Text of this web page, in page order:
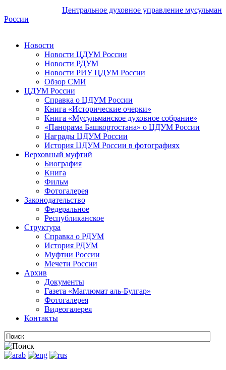
Центральное духовное управление мусульман
России
Новости
Новости ЦДУМ России
Новости РДУМ
Новости РИУ ЦДУМ России
Обзор СМИ
ЦДУМ России
Справка о ЦДУМ России
Книга «Исторические очерки»
Книга «Мусульманское духовное собрание»
«Панорама Башкортостана» о ЦДУМ России
Награды ЦДУМ России
История ЦДУМ России в фотографиях
Верховный муфтий
Биография
Книга
Фильм
Фотогалерея
Законодательство
Федеральное
Республиканское
Структура
Справка о РДУМ
История РДУМ
Муфтии России
Мечети России
Архив
Документы
Газета «Маглюмат аль-Булгар»
Фотогалерея
Видеогалерея
Контакты